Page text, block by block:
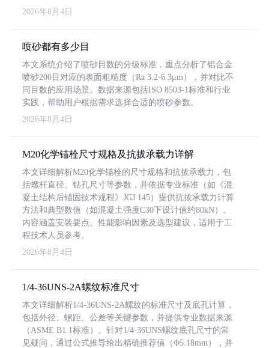
2026年8月4日
喷砂都有多少目
本文系统介绍了喷砂目数的分级标准，重点分析了铝合金
喷砂200目对应的表面粗糙度（Ra 3.2-6.3μm），并对比不
同目数的应用场景。数据来源包括ISO 8503-1标准和行业
实践，帮助用户根据需求选择合适的喷砂参数。
2026年8月4日
M20化学锚栓尺寸规格及抗拔承载力详解
本文详细解析M20化学锚栓的尺寸规格和抗拔承载力，包
括螺杆直径、钻孔尺寸等参数，并依据专业标准（如《混
凝土结构后锚固技术规程》JGJ 145）提供抗拔承载力计算
方法和典型数值（如混凝土强度C30下设计值约80kN）。
内容涵盖安装要点、性能影响因素及选型建议，适用于工
程技术人员参考。
2026年8月4日
1/4-36UNS-2A螺纹标准尺寸
本文详细解析1/4-36UNS-2A螺纹的标准尺寸及底孔计算，
包括外径、螺距、公差等关键参数，并提供专业数据来源
（ASME B1.1标准）。针对1/4-36UNS螺纹底孔尺寸的常
见疑问，通过公式推导给出精确推荐值（Φ5.18mm），并